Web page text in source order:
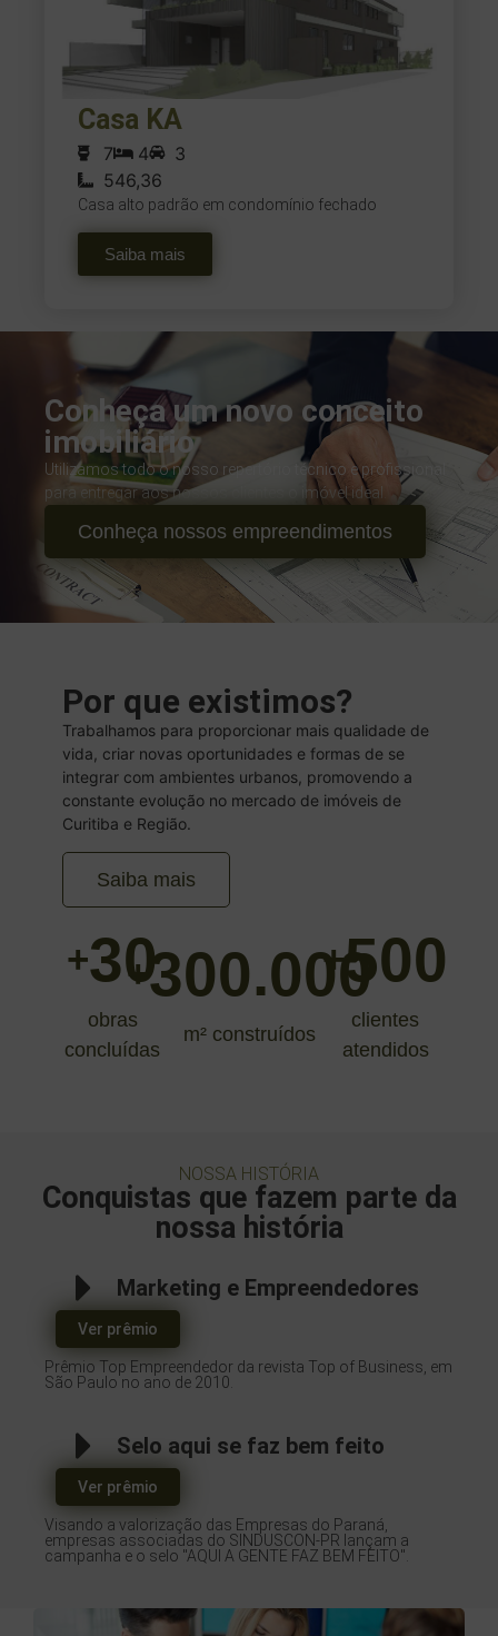
Casa KA
7 4
3
546,36
Casa alto padrão em condomínio fechado
Saiba mais
Conheça um novo conceito
imobiliário
Utilizamos todo o nosso repertório técnico e profissional
para entregar aos nossos clientes o imóvel ideal.
Conheça nossos empreendimentos
Por que existimos?
Trabalhamos para proporcionar mais qualidade de
vida, criar novas oportunidades e formas de se
integrar com ambientes urbanos, promovendo a
constante evolução no mercado de imóveis de
Curitiba e Região.
Saiba mais
+30
obras
concluídas
+300.000
m² construídos
+500
clientes
atendidos
NOSSA HISTÓRIA
Conquistas que fazem parte da
nossa história
Marketing e Empreendedores
Ver prêmio
Prêmio Top Empreendedor da revista Top of Business, em
São Paulo no ano de 2010.
Selo aqui se faz bem feito
Ver prêmio
Visando a valorização das Empresas do Paraná,
empresas associadas do SINDUSCON-PR lançam a
campanha e o selo "AQUI A GENTE FAZ BEM FEITO".